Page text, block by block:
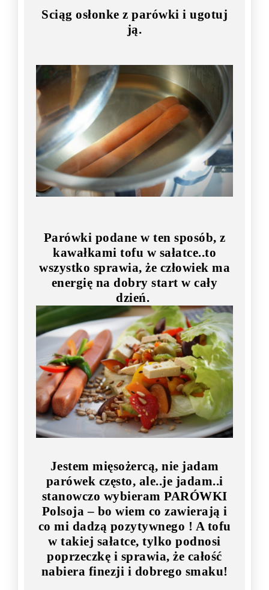
Sciąg osłonke z parówki i ugotuj
ją.
Parówki podane w ten sposób, z
kawałkami tofu w sałatce..to
wszystko sprawia, że człowiek ma
energię na dobry start w cały
dzień.
Jestem mięsożercą, nie jadam
parówek często, ale..je jadam..i
stanowczo wybieram PARÓWKI
Polsoja – bo wiem co zawierają i
co mi dadzą pozytywnego ! A tofu
w takiej sałatce, tylko podnosi
poprzeczkę i sprawia, że całość
nabiera finezji i dobrego smaku!